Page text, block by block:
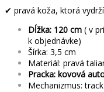
✔ pravá koža, ktorá
Dĺžka: 120 cm ( v
k objednávke)
Šírka: 3,5 cm
Materiál: pravá
Pracka: kovová
Mechanizmus: